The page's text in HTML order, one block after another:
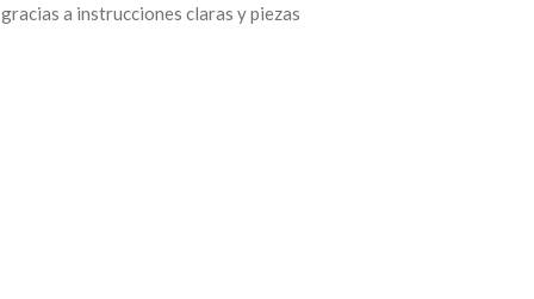
a instrucciones claras y piezas